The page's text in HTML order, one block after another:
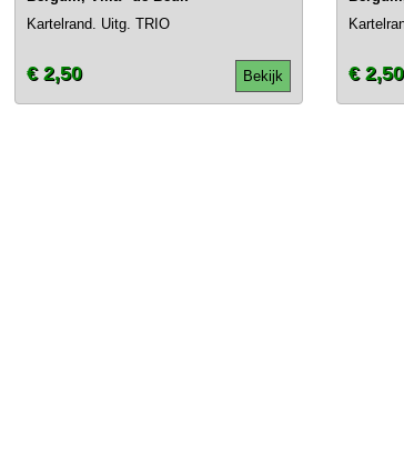
Kartelrand. Uitg. TRIO
Bekijk
€ 2,50 € 2,50